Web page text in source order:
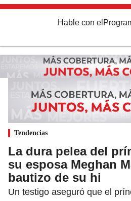
Hable con el
Tendencias
La dura pelea del
su esposa Meghan
bautizo de su hi
Un testigo aseguró que el